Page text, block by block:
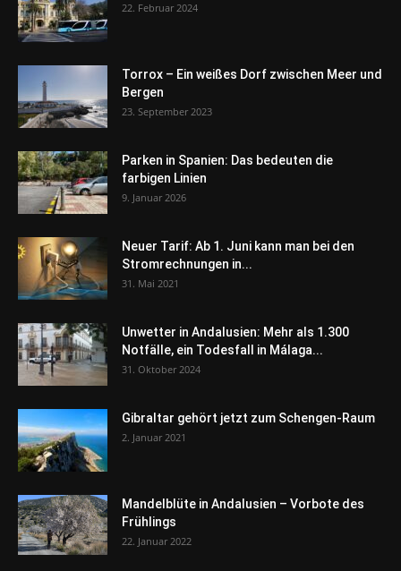
22. Februar 2024
Torrox – Ein weißes Dorf zwischen Meer und
Bergen
23. September 2023
Parken in Spanien: Das bedeuten die
farbigen Linien
9. Januar 2026
Neuer Tarif: Ab 1. Juni kann man bei den
Stromrechnungen in...
31. Mai 2021
Unwetter in Andalusien: Mehr als 1.300
Notfälle, ein Todesfall in Málaga...
31. Oktober 2024
Gibraltar gehört jetzt zum Schengen-Raum
2. Januar 2021
Mandelblüte in Andalusien – Vorbote des
Frühlings
22. Januar 2022